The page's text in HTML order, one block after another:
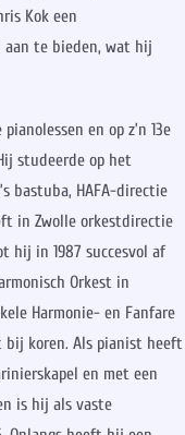
Kok een
aan te bieden, wat hij
en op z’n 13e
studeerde op het
bastuba, HAFA-directie
in Zwolle orkestdirectie
hij in 1987 succesvol af
Orkest in
Harmonie- en Fanfare
bij koren. Als pianist heeft
en met een
is hij als vaste